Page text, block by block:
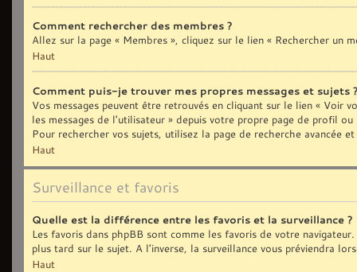
Comment rechercher des membres ?
Allez sur la page « Membres », cliquez sur le lien « Rechercher un
Haut
Comment puis-je trouver mes propres messages et sujets
Vos messages peuvent être retrouvés en cliquant sur le lien « Voir
les messages de l’utilisateur » depuis votre propre page de profil
Pour rechercher vos sujets, utilisez la page de recherche avancée
Haut
Surveillance et favoris
Quelle est la différence entre les favoris et la surveillance ?
Les favoris dans phpBB sont comme les favoris de votre
plus tard sur le sujet. A l’inverse, la surveillance vous préviendra
Haut